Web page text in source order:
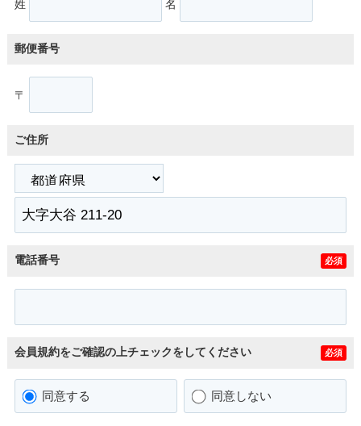
姓 名
郵便番号
〒
ご住所
電話番号 必須
会員規約をご確認の上チェックをしてください 必須
同意する 同意しない